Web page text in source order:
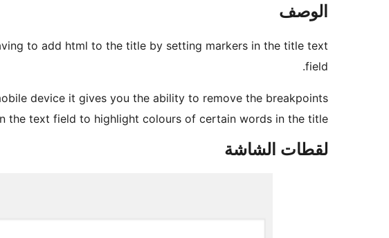
الوصف
to add html to the title by setting markers in the title text
field.
device it gives you the ability to remove the breakpoints
the text field to highlight colours of certain words in the title.
لقطات الشاشة